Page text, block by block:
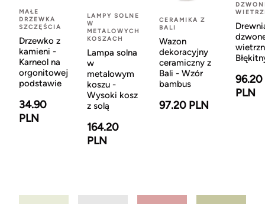
MAŁE
DRZEWKA
SZCZĘŚCIA
Drzewko z
kamieni -
Karneol na
orgonitowej
podstawie
34.90
PLN
LAMPY SOLNE
W
METALOWYCH
KOSZACH
Lampa solna
w
metalowym
koszu -
Wysoki kosz
z solą
164.20
PLN
CERAMIKA Z
BALI
Wazon
dekoracyjny
ceramiczny z
Bali - Wzór
bambus
97.20 PLN
96.20
PLN